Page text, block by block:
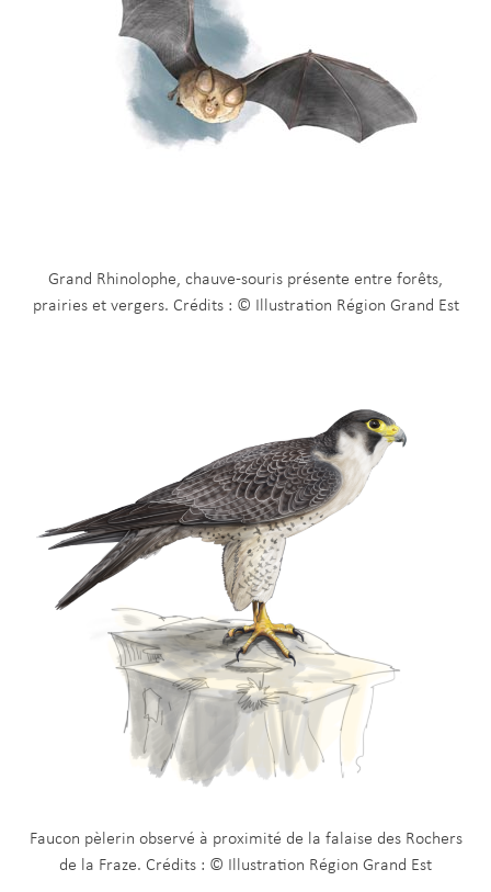
Grand Rhinolophe, chauve-souris présente entre forêts,
prairies et vergers. Crédits : © Illustration Région Grand Est
Faucon pèlerin observé à proximité de la falaise des Rochers
de la Fraze. Crédits : © Illustration Région Grand Est